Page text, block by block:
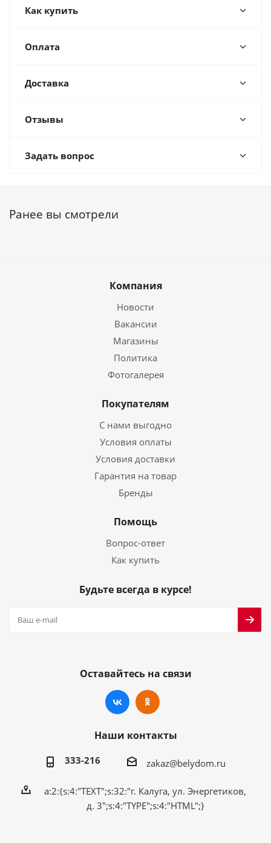
Как купить
Оплата
Доставка
Отзывы
Задать вопрос
Ранее вы смотрели
Компания
Новости
Вакансии
Магазины
Политика
Фотогалерея
Покупателям
С нами выгодно
Условия оплаты
Условия доставки
Гарантия на товар
Бренды
Помощь
Вопрос-ответ
Как купить
Будьте всегда в курсе!
Оставайтесь на связи
Наши контакты
333-216 zakaz@belydom.ru
a:2:{s:4:"TEXT";s:32:"г. Калуга, ул. Энергетиков,
д. 3";s:4:"TYPE";s:4:"HTML";}